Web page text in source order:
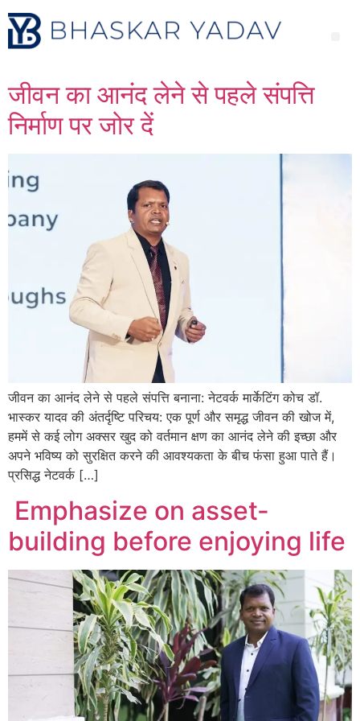
जीवन का आनंद लेने से पहले संपत्ति
निर्माण पर जोर दें
जीवन का आनंद लेने से पहले संपत्ति बनाना: नेटवर्क मार्केटिंग कोच डॉ.
भास्कर यादव की अंतर्दृष्टि परिचय: एक पूर्ण और समृद्ध जीवन की खोज में,
हममें से कई लोग अक्सर खुद को वर्तमान क्षण का आनंद लेने की इच्छा और
अपने भविष्य को सुरक्षित करने की आवश्यकता के बीच फंसा हुआ पाते हैं।
प्रसिद्ध नेटवर्क […]
Emphasize on asset-
building before enjoying life